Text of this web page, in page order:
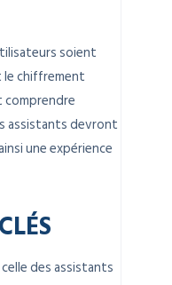
soient
le chiffrement
comprendre
assistants devront
une expérience
des assistants